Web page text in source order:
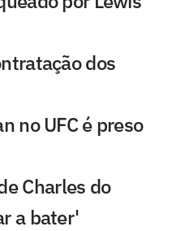
dos
no UFC é preso
Charles do
a bater'